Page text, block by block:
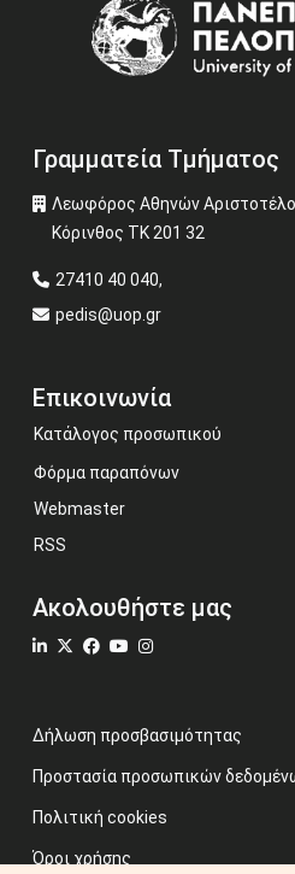
Γραμματεία Τμήματος
Λεωφόρος Αθηνών
Κόρινθος ΤΚ 201 32
27410 40 040,
pedis@uop.gr
Επικοινωνία
Κατάλογος προσωπικού
Φόρμα παραπόνων
Webmaster
RSS
Ακολουθήστε μας
Δήλωση προσβασιμότητας
Προστασία προσωπικών
Πολιτική cookies
Όροι χρήσης